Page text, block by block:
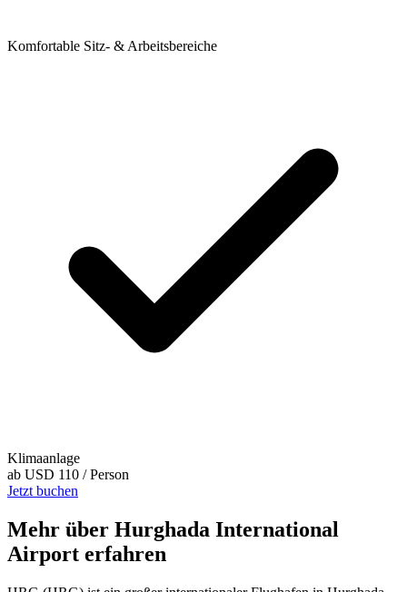
Komfortable Sitz- & Arbeitsbereiche
Klimaanlage
ab USD 110 / Person
Jetzt buchen
Mehr über Hurghada International
Airport erfahren